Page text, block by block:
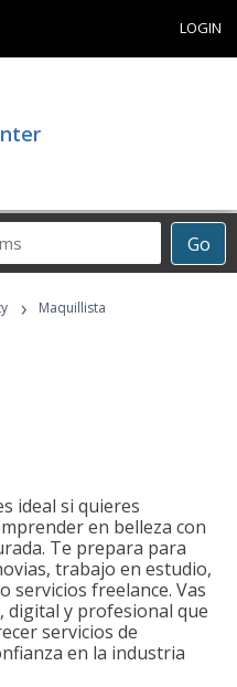
LOGIN
Go
› Maquillista
ideal si quieres
en belleza con
Te prepara para
trabajo en estudio,
servicios freelance. Vas
digital y profesional que
servicios de
en la industria